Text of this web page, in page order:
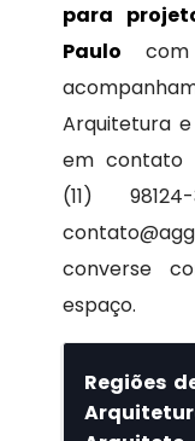
para
Paulo com
Arquitetura
em contato
(11)
converse
espaço.
Regiões